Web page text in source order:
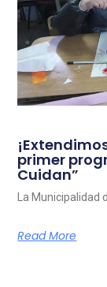
primer
Cuidan”
La Municipalidad
Read More